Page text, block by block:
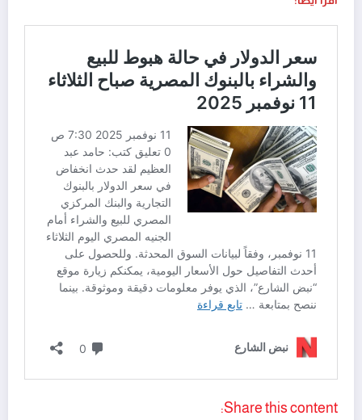
Share this content: